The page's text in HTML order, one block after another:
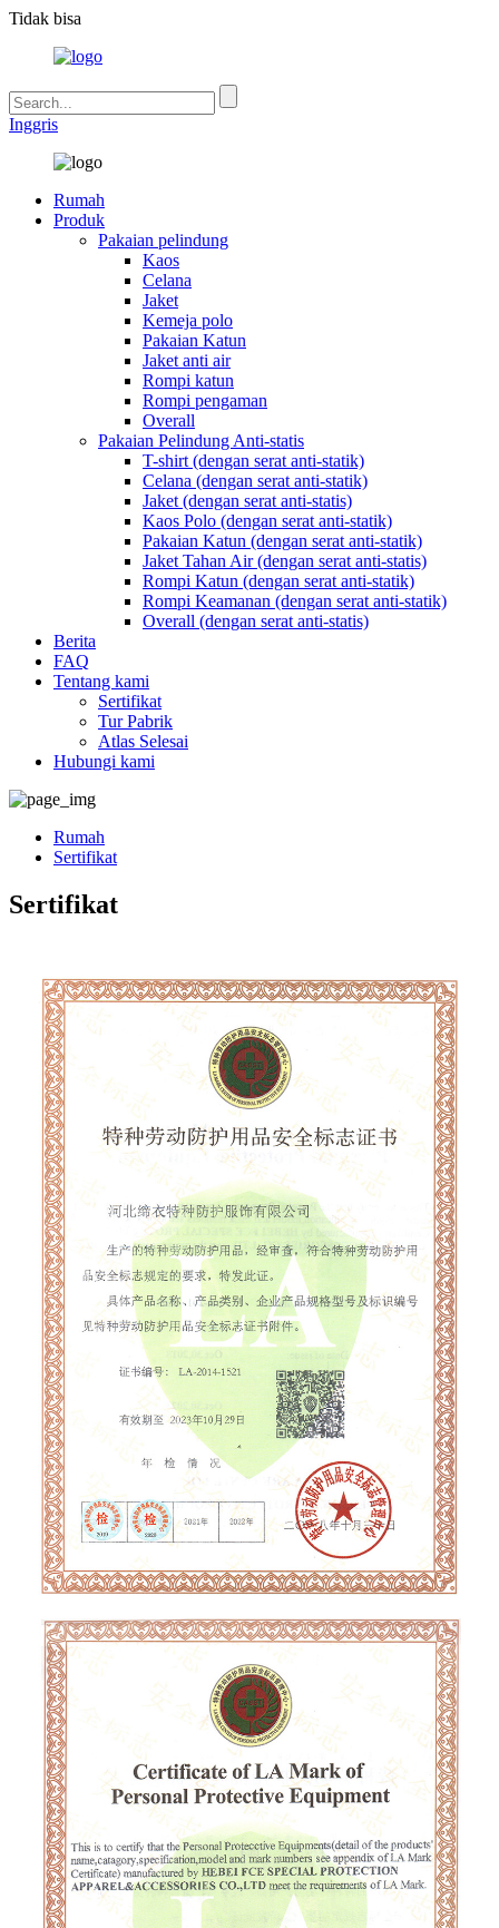
Tidak bisa
Inggris
Rumah
Produk
Pakaian pelindung
Kaos
Celana
Jaket
Kemeja polo
Pakaian Katun
Jaket anti air
Rompi katun
Rompi pengaman
Overall
Pakaian Pelindung Anti-statis
T-shirt (dengan serat anti-statik)
Celana (dengan serat anti-statik)
Jaket (dengan serat anti-statis)
Kaos Polo (dengan serat anti-statik)
Pakaian Katun (dengan serat anti-statik)
Jaket Tahan Air (dengan serat anti-statis)
Rompi Katun (dengan serat anti-statik)
Rompi Keamanan (dengan serat anti-statik)
Overall (dengan serat anti-statis)
Berita
FAQ
Tentang kami
Sertifikat
Tur Pabrik
Atlas Selesai
Hubungi kami
Rumah
Sertifikat
Sertifikat